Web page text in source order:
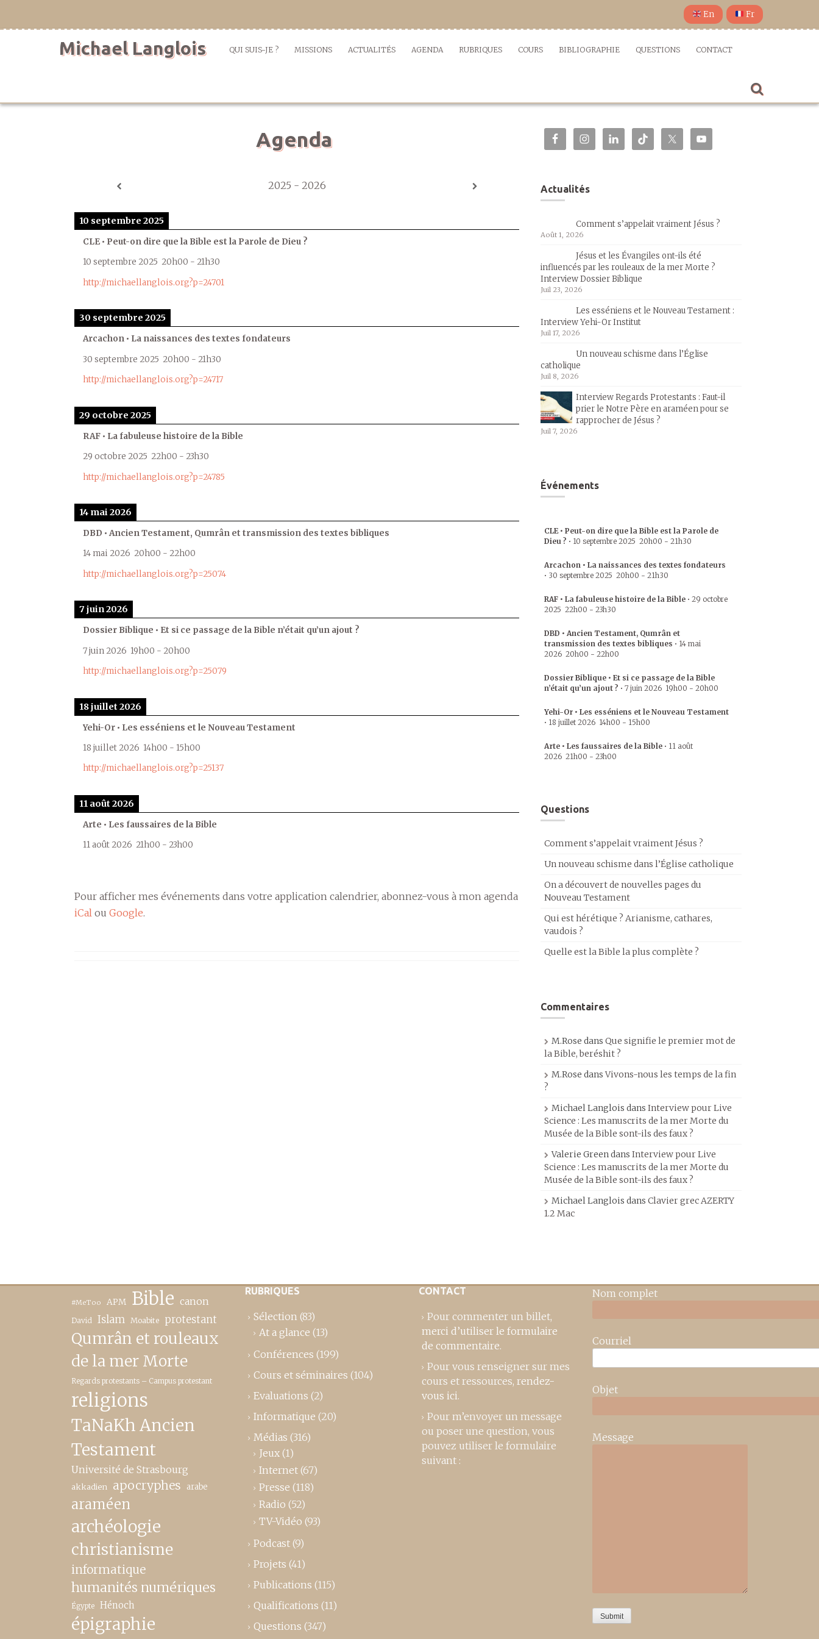
En Fr
Michael Langlois QUI SUIS-JE ? MISSIONS ACTUALITÉS AGENDA RUBRIQUES COURS BIBLIOGRAPHIE QUESTIONS CONTACT
Agenda
2025 - 2026
10 septembre 2025
CLE • Peut-on dire que la Bible est la Parole de Dieu ?
10 septembre 2025 20h00 - 21h30
http://michaellanglois.org?p=24701
30 septembre 2025
Arcachon • La naissances des textes fondateurs
30 septembre 2025 20h00 - 21h30
http://michaellanglois.org?p=24717
29 octobre 2025
RAF • La fabuleuse histoire de la Bible
29 octobre 2025 22h00 - 23h30
http://michaellanglois.org?p=24785
14 mai 2026
DBD • Ancien Testament, Qumrân et transmission des textes bibliques
14 mai 2026 20h00 - 22h00
http://michaellanglois.org?p=25074
7 juin 2026
Dossier Biblique • Et si ce passage de la Bible n’était qu’un ajout ?
7 juin 2026 19h00 - 20h00
http://michaellanglois.org?p=25079
18 juillet 2026
Yehi-Or • Les esséniens et le Nouveau Testament
18 juillet 2026 14h00 - 15h00
http://michaellanglois.org?p=25137
11 août 2026
Arte • Les faussaires de la Bible
11 août 2026 21h00 - 23h00
Pour afficher mes événements dans votre application calendrier, abonnez-vous à mon agenda
iCal ou Google.
Actualités
Comment s’appelait vraiment Jésus ?
Août 1, 2026
Jésus et les Évangiles ont-ils été
influencés par les rouleaux de la mer Morte ?
Interview Dossier Biblique
Juil 23, 2026
Les esséniens et le Nouveau Testament :
Interview Yehi-Or Institut
Juil 17, 2026
Un nouveau schisme dans l’Église
catholique
Juil 8, 2026
Interview Regards Protestants : Faut-il
prier le Notre Père en araméen pour se
rapprocher de Jésus ?
Juil 7, 2026
Événements
CLE • Peut-on dire que la Bible est la Parole de
Dieu ? • 10 septembre 2025 20h00 - 21h30
Arcachon • La naissances des textes fondateurs
• 30 septembre 2025 20h00 - 21h30
RAF • La fabuleuse histoire de la Bible • 29 octobre
2025 22h00 - 23h30
DBD • Ancien Testament, Qumrân et
transmission des textes bibliques • 14 mai
2026 20h00 - 22h00
Dossier Biblique • Et si ce passage de la Bible
n’était qu’un ajout ? • 7 juin 2026 19h00 - 20h00
Yehi-Or • Les esséniens et le Nouveau Testament
• 18 juillet 2026 14h00 - 15h00
Arte • Les faussaires de la Bible • 11 août
2026 21h00 - 23h00
Questions
Comment s’appelait vraiment Jésus ?
Un nouveau schisme dans l’Église catholique
On a découvert de nouvelles pages du
Nouveau Testament
Qui est hérétique ? Arianisme, cathares,
vaudois ?
Quelle est la Bible la plus complète ?
Commentaires
M.Rose dans Que signifie le premier mot de
la Bible, beréshit ?
M.Rose dansVivons-nous les temps de la fin
?
Michael Langlois dans Interview pour Live
Science : Les manuscrits de la mer Morte du
Musée de la Bible sont-ils des faux ?
Valerie Greendans Interview pour Live
Science : Les manuscrits de la mer Morte du
Musée de la Bible sont-ils des faux ?
Michael Langlois dans Clavier grec AZERTY
1.2 Mac
#MeToo APM Bible canon
David Islam Moabite protestant
Qumrân et rouleaux
de la mer Morte
Regards protestants – Campus protestant
religions
TaNaKh Ancien
Testament
Université de Strasbourg
akkadien apocryphes arabe
araméen
archéologie
christianisme
informatique
humanités numériques
Égypte Hénoch
épigraphie
RUBRIQUES
Sélection (83)
At a glance (13)
Conférences (199)
Cours et séminaires (104)
Evaluations (2)
Informatique (20)
Médias (316)
Jeux (1)
Internet (67)
Presse (118)
Radio (52)
TV-Vidéo (93)
Podcast (9)
Projets (41)
Publications (115)
Qualifications (11)
Questions (347)
CONTACT
Pour commenter un billet,
merci d’utiliser le formulaire
de commentaire.
Pour vous renseigner sur mes
cours et ressources, rendez-
vous ici.
Pour m’envoyer un message
ou poser une question, vous
pouvez utiliser le formulaire
suivant :
Nom complet
Courriel
Objet
Message